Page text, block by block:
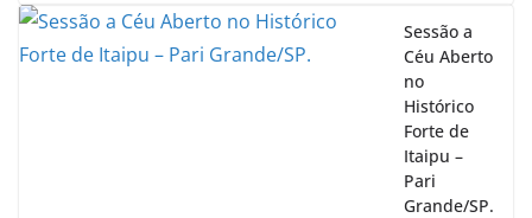
Sessão a
Céu Aberto
no
Histórico
Forte de
Itaipu –
Pari
Grande/SP.